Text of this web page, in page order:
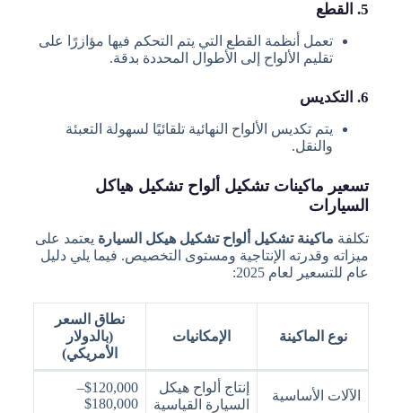
5. القطع
تعمل أنظمة القطع التي يتم التحكم فيها مؤازرًا على
تقليم الألواح إلى الأطوال المحددة بدقة.
6. التكديس
يتم تكديس الألواح النهائية تلقائيًا لسهولة التعبئة
والنقل.
تسعير ماكينات تشكيل ألواح تشكيل هياكل
السيارات
تكلفة ماكينة تشكيل ألواح تشكيل هيكل السيارة يعتمد على
ميزاته وقدرته الإنتاجية ومستوى التخصيص. فيما يلي دليل
عام للتسعير لعام 2025:
نوع الماكينة الإمكانيات
نطاق السعر
(بالدولار
الأمريكي)
الآلات الأساسية
إنتاج ألواح هيكل
السيارة القياسية
$120,000–
$180,000